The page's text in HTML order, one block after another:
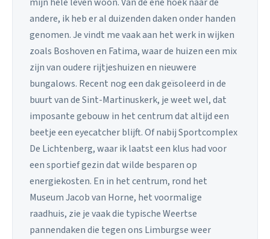
mijn hele leven woon. Van de ene hoek naar de
andere, ik heb er al duizenden daken onder handen
genomen. Je vindt me vaak aan het werk in wijken
zoals Boshoven en Fatima, waar de huizen een mix
zijn van oudere rijtjeshuizen en nieuwere
bungalows. Recent nog een dak geïsoleerd in de
buurt van de Sint-Martinuskerk, je weet wel, dat
imposante gebouw in het centrum dat altijd een
beetje een eyecatcher blijft. Of nabij Sportcomplex
De Lichtenberg, waar ik laatst een klus had voor
een sportief gezin dat wilde besparen op
energiekosten. En in het centrum, rond het
Museum Jacob van Horne, het voormalige
raadhuis, zie je vaak die typische Weertse
pannendaken die tegen ons Limburgse weer